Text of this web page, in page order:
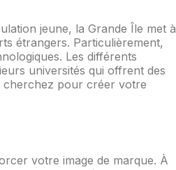
jeune, la Grande Île met à
étrangers. Particulièrement,
Les différents
universités qui offrent des
cherchez pour créer votre
votre image de marque. À